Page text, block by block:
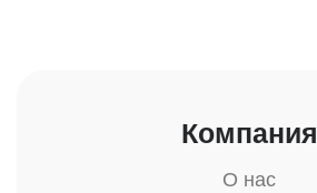
Компания
О нас